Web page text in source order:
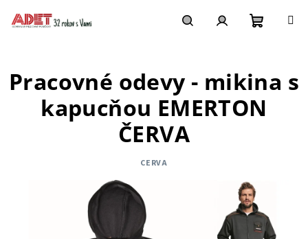
košík
Pracovné odevy - mikina s
kapucňou EMERTON
ČERVA
CERVA